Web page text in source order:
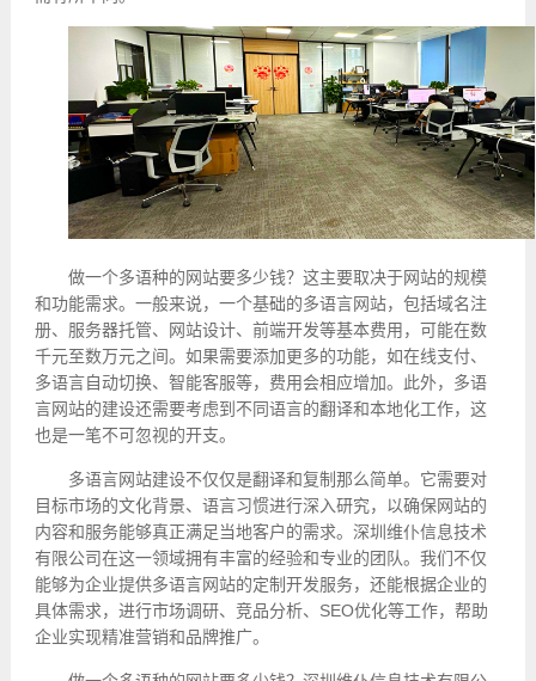
做一个多语种的网站要多少钱？这主要取决于网站的规模
和功能需求。一般来说，一个基础的多语言网站，包括域名注
册、服务器托管、网站设计、前端开发等基本费用，可能在数
千元至数万元之间。如果需要添加更多的功能，如在线支付、
多语言自动切换、智能客服等，费用会相应增加。此外，多语
言网站的建设还需要考虑到不同语言的翻译和本地化工作，这
也是一笔不可忽视的开支。
多语言网站建设不仅仅是翻译和复制那么简单。它需要对
目标市场的文化背景、语言习惯进行深入研究，以确保网站的
内容和服务能够真正满足当地客户的需求。深圳维仆信息技术
有限公司在这一领域拥有丰富的经验和专业的团队。我们不仅
能够为企业提供多语言网站的定制开发服务，还能根据企业的
具体需求，进行市场调研、竞品分析、SEO优化等工作，帮助
企业实现精准营销和品牌推广。